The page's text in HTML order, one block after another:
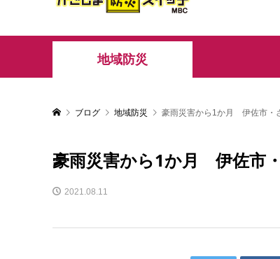
地域防災
ブログ 地域防災 豪雨災害から1か月 伊佐市・
豪雨災害から1か月 伊佐市
2021.08.11